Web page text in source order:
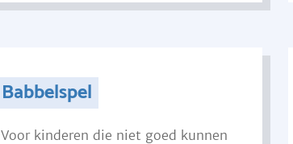
Babbelspel
Voor kinderen die niet goed kunnen